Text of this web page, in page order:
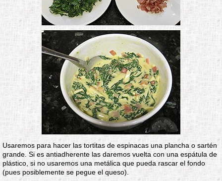
Usaremos para hacer las tortitas de espinacas una plancha o sartén
grande. Si es antiadherente las daremos vuelta con una espátula de
plástico, si no usaremos una metálica que pueda rascar el fondo
(pues posiblemente se pegue el queso).